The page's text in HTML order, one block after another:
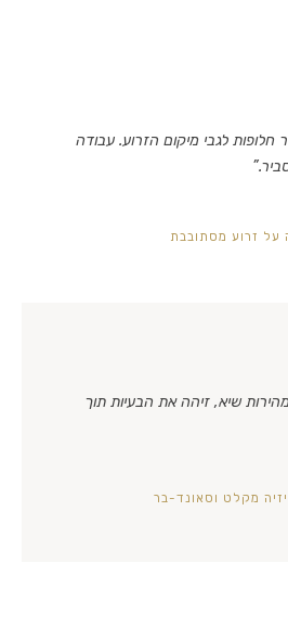
חלופות לגבי מיקום הזרוע. עבודה
”
על זרוע מסתובבת
שיא, זיהה את הבעיות תוך
מקלט וסאונד-בר